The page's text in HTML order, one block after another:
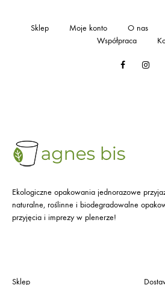
Facebook
Sklep Moje konto O nas
Współpraca
Ekologiczne opakowania jednorazowe
naturalne, roślinne i biodegradowalne
przyjęcia i imprezy w plenerze!
Sklep